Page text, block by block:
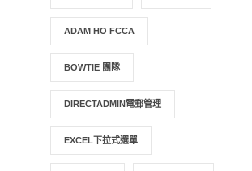
ADAM HO FCCA
BOWTIE 團隊
DIRECTADMIN電郵管理
EXCEL下拉式選單